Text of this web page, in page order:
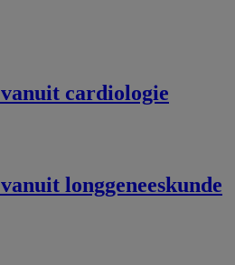
cardiologie
longgeneeskunde